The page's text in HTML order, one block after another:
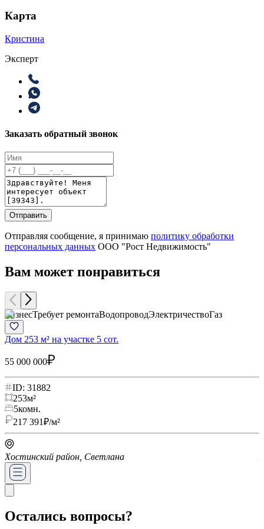
Карта
Кристина
Эксперт
Заказать обратный звонок
Отправить
Отправляя сообщение, я принимаю политику обработки
персональных данных ООО "Рост Недвижимость"
Вам может понравиться
БизнесТребует ремонтаВодопроводЭлектричествоГаз
Дом 253 м² на участке 5 сот.
55 000 000
ID: 31882
253м²
5комн.
217 391₽/м²
Хостинский район, Светлана
Остались вопросы?